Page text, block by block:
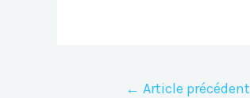
Navigation
← Article précédent